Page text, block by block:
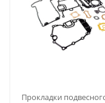
Прокладки